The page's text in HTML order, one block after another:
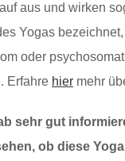
aus und wirken
Yogas
oder
Erfahre hier mehr
sehr gut
ob diese